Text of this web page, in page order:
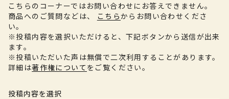
こちらのコーナーではお問い合わせにお答えできません。
商品へのご質問などは、
こちらからお問い合わせくださ
い。
※投稿内容を選択いただけると、下記ボタンから送信が出来
ます。
※投稿いただいた声は無償で二次利用することがあります。
詳細は著作権について をご覧ください。
投稿内容を選択